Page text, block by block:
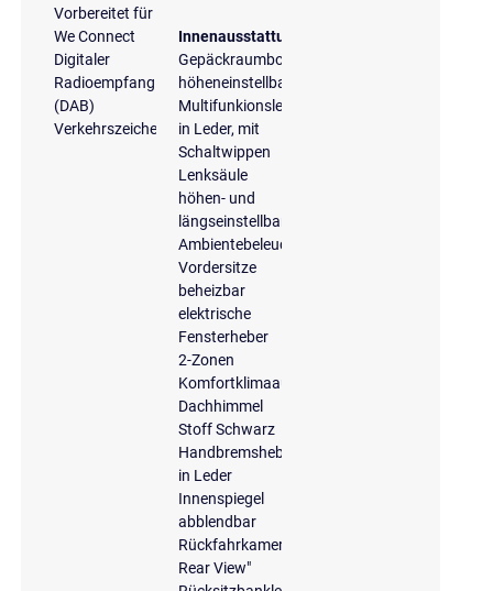
Vorbereitet für
We Connect
Digitaler
Radioempfang
(DAB)
Verkehrszeichenerkennung
Innenausstattung
Gepäckraumboden
höheneinstellbar
Multifunkionslenkrad
in Leder, mit
Schaltwippen
Lenksäule
höhen- und
längseinstellbar
Ambientebeleuchtung
Vordersitze
beheizbar
elektrische
Fensterheber
2-Zonen
Komfortklimaautomatik
Dachhimmel
Stoff Schwarz
Handbremshebelgriff
in Leder
Innenspiegel
abblendbar
Rückfahrkamera
Rear View"